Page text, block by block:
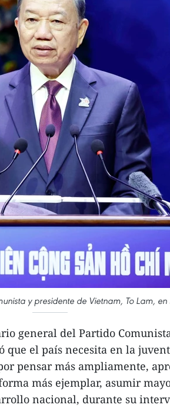
y presidente de Vietnam, To Lam,
general del Partido
que el país necesita en la
pensar más ampliamente,
más ejemplar, asumir
nacional, durante su